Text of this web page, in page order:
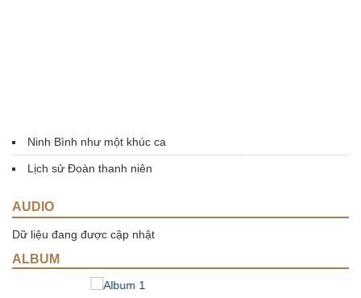
Ninh Bình như một khúc ca
Lịch sử Đoàn thanh niên
AUDIO
Dữ liệu đang được cập nhật
ALBUM